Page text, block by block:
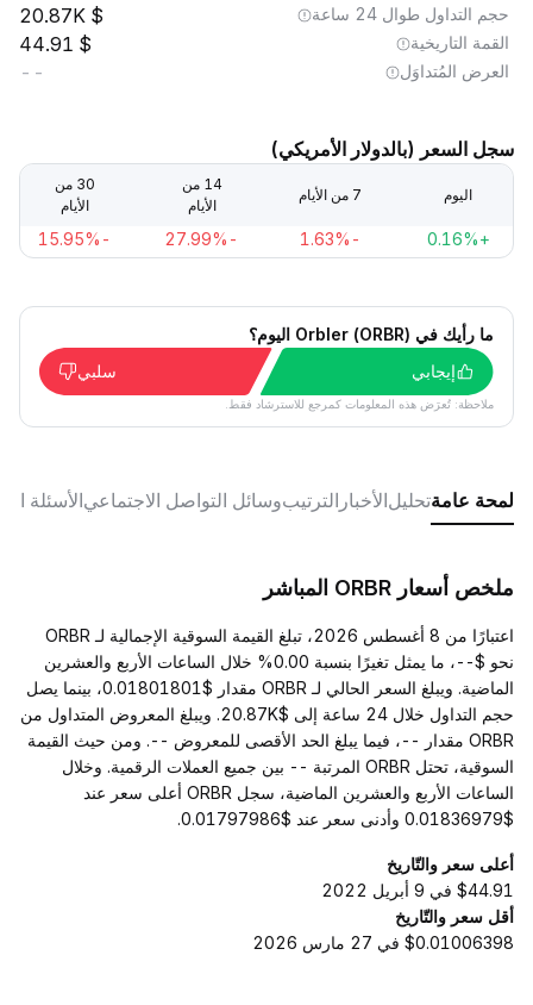
حجم التداول طوال 24 ساعة 20.87K
القمة التاريخية 44.91
العرض المُتداوَل --
سجل السعر (بالدولار الأمريكي)
اليوم 7 من الأيام
14 من
الأيام
30 من
الأيام
+0.16%
-1.63%
-27.99%
-15.95%
ما رأيك في Orbler (ORBR) اليوم؟
إيجابي
سلبي
ملاحظة: تُعرَض هذه المعلومات كمرجع للاسترشاد فقط.
لمحة عامةتحليلالأخبار الترتيبوسائل التواصل الاجتماعيالأسئلة
ملخص أسعار ORBR المباشر
اعتبارًا من 8 أغسطس 2026، تبلغ القيمة السوقية الإجمالية لـ ORBR
نحو $--، ما يمثل تغيرًا بنسبة 0.00% خلال الساعات الأربع والعشرين
الماضية. ويبلغ السعر الحالي لـ ORBR مقدار $0.01801801، بينما يصل
حجم التداول خلال 24 ساعة إلى $20.87K. ويبلغ المعروض المتداول من
ORBR مقدار --، فيما يبلغ الحد الأقصى للمعروض --. ومن حيث القيمة
السوقية، تحتل ORBR المرتبة -- بين جميع العملات الرقمية. وخلال
الساعات الأربع والعشرين الماضية، سجل ORBR أعلى سعر عند
$0.01836979 وأدنى سعر عند $0.01797986.
أعلى سعر والتّاريخ
$44.91 في 9 أبريل 2022
أقل سعر والتّاريخ
$0.01006398 في 27 مارس 2026